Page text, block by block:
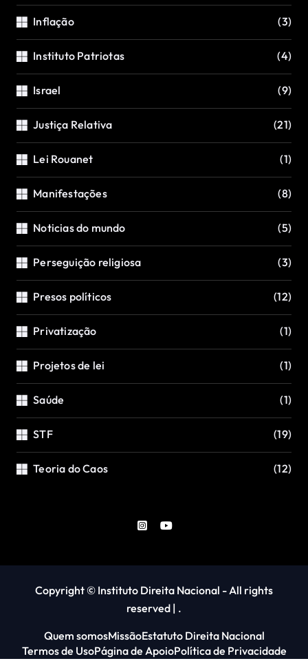
Inflação (3)
Instituto Patriotas (4)
Israel (9)
Justiça Relativa (21)
Lei Rouanet (1)
Manifestações (8)
Noticias do mundo (5)
Perseguição religiosa (3)
Presos políticos (12)
Privatização (1)
Projetos de lei (1)
Saúde (1)
STF (19)
Teoria do Caos (12)
Copyright © Instituto Direita Nacional - All rights
reserved | .
Quem somosMissãoEstatuto Direita Nacional
Termos de UsoPágina de ApoioPolítica de Privacidade